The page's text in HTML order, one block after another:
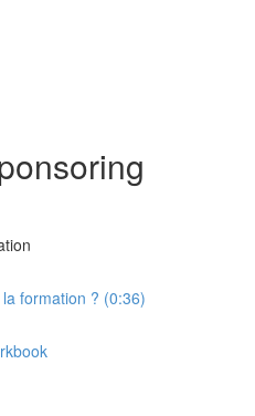
formation ? (0:36)